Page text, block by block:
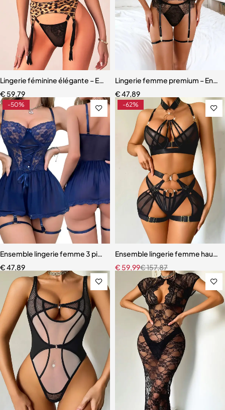
Lingerie féminine élégante – Ensemble léopard avec détails en
€ 59,79
Lingerie femme premium –
€47,89
-50%
Ensemble lingerie femme 3 pièces – Soutien-gorge, culotte et
€47,89
-62%
Ensemble lingerie femme haut
€157,87
€ 59,99